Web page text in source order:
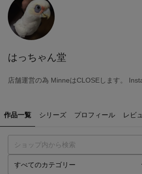
はっちゃん堂
店舗運営の為 MinneはCLOSEします。
作品一覧 シリーズ プロフィール レビ